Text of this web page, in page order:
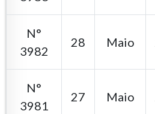
N°
3982
28 Maio
N°
3981
27 Maio